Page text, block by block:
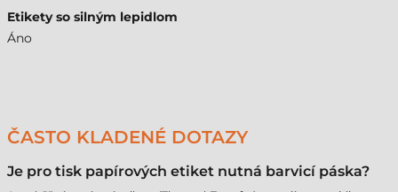
Etikety so silným lepidlom
Áno
ČASTO KLADENÉ DOTAZY
Je pro tisk papírových etiket nutná barvicí páska?